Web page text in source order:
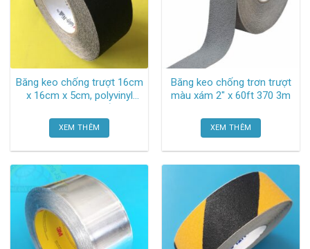
Băng keo chống trượt 16cm
x 16cm x 5cm, polyvinyl
(pvc) 610 (Màu đen) 3m
XEM THÊM
Băng keo chống trơn trượt
màu xám 2″ x 60ft 370 3m
XEM THÊM